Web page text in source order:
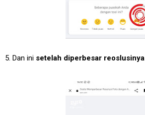
5. Dan ini setelah diperbesar reoslusinya